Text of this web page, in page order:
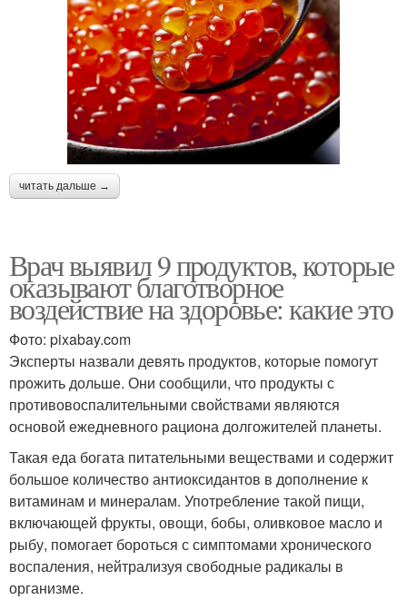
читать дальше →
Врач выявил 9 продуктов, которые
оказывают благотворное
воздействие на здоровье: какие это
Фото: pixabay.com
Эксперты назвали девять продуктов, которые помогут
прожить дольше. Они сообщили, что продукты с
противовоспалительными свойствами являются
основой ежедневного рациона долгожителей планеты.
Такая еда богата питательными веществами и содержит
большое количество антиоксидантов в дополнение к
витаминам и минералам. Употребление такой пищи,
включающей фрукты, овощи, бобы, оливковое масло и
рыбу, помогает бороться с симптомами хронического
воспаления, нейтрализуя свободные радикалы в
организме.